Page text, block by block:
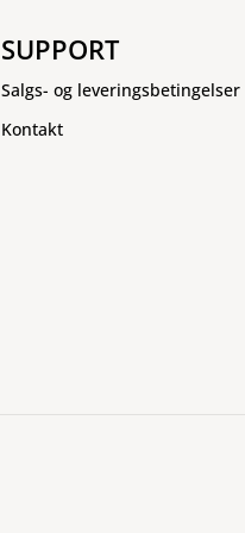
SUPPORT
Salgs- og leveringsbetingelser
Kontakt